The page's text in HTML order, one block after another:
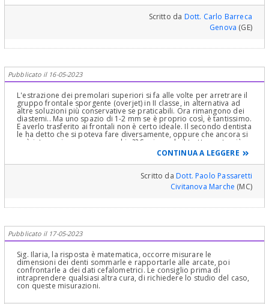
Scritto da Dott. Carlo Barreca
Genova (GE)
Pubblicato il 16-05-2023
L'estrazione dei premolari superiori si fa alle volte per arretrare il
gruppo frontale sporgente (overjet) in II classe, in alternativa ad
altre soluzioni più conservative se praticabili. Ora rimangono dei
diastemi.. Ma uno spazio di 1-2 mm se è proprio così, è tantissimo.
E averlo trasferito ai frontali non è certo ideale. Il secondo dentista
le ha detto che si poteva fare diversamente, oppure che ancora si
può intervenire con apparecchio?? Se riguarda il trattamento già
eseguito, non è produttivo parlare di cosa si poteva fare. Bisogna
vedere cosa si può fare ora. Se c'è una soluzione ortodontica, è
sicuramente assai preferibile a faccette o altri interventi simili.
Impossibile dire di più. Il consiglio è di chiedere un parere dal vivo.
Magari presso uno dei dentisti iscritti a questo sito. Ad esempio, la
CONTINUA A LEGGERE
Scritto daDott. Paolo Passaretti
Civitanova Marche (MC)
Pubblicato il 17-05-2023
Sig. Ilaria, la risposta è matematica, occorre misurare le
dimensioni dei denti sommarle e rapportarle alle arcate, poi
confrontarle a dei dati cefalometrici. Le consiglio prima di
intraprendere qualsiasi altra cura, di richiedere lo studio del caso,
con queste misurazioni.